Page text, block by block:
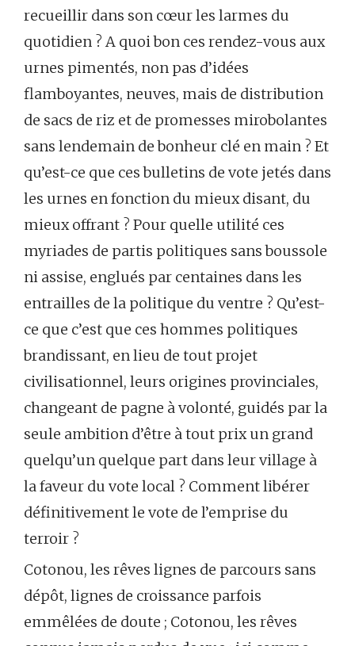
recueillir dans son cœur les larmes du
quotidien ? A quoi bon ces rendez-vous aux
urnes pimentés, non pas d’idées
flamboyantes, neuves, mais de distribution
de sacs de riz et de promesses mirobolantes
sans lendemain de bonheur clé en main ? Et
qu’est-ce que ces bulletins de vote jetés dans
les urnes en fonction du mieux disant, du
mieux offrant ? Pour quelle utilité ces
myriades de partis politiques sans boussole
ni assise, englués par centaines dans les
entrailles de la politique du ventre ? Qu’est-
ce que c’est que ces hommes politiques
brandissant, en lieu de tout projet
civilisationnel, leurs origines provinciales,
changeant de pagne à volonté, guidés par la
seule ambition d’être à tout prix un grand
quelqu’un quelque part dans leur village à
la faveur du vote local ? Comment libérer
définitivement le vote de l’emprise du
terroir ?
Cotonou, les rêves lignes de parcours sans
dépôt, lignes de croissance parfois
emmêlées de doute ; Cotonou, les rêves